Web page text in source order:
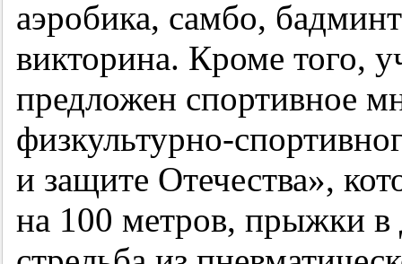
аэробика, самбо,
викторина. Кроме того,
предложен спортивное
физкультурно-
и защите Отечества»,
на 100 метров, прыжки в